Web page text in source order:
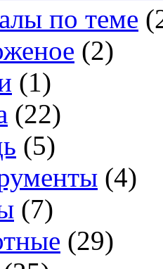
по теме
(2)
(1)
(22)
(5)
(4)
(7)
(29)